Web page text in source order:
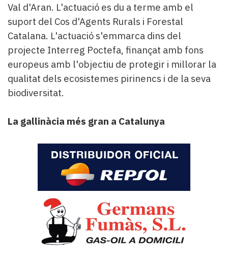
Val d'Aran. L'actuació es du a terme amb el
suport del Cos d'Agents Rurals i Forestal
Catalana. L'actuació s'emmarca dins del
projecte Interreg Poctefa, finançat amb fons
europeus amb l'objectiu de protegir i millorar la
qualitat dels ecosistemes pirinencs i de la seva
biodiversitat.
La gallinàcia més gran a Catalunya